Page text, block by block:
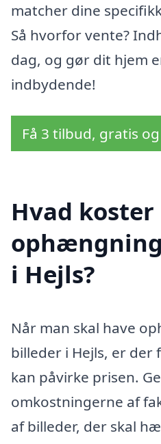
matcher dine
Så hvorfor vente?
dag, og gør dit hjem
indbydende!
Få 3 tilbud, gratis
Hvad koster
i Hejls?
Når man skal have
billeder i Hejls, er
kan påvirke prisen.
omkostningerne af
af billeder, der skal